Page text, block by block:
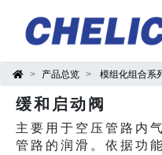
产品总览 模组化组合系
缓和启动阀
主要用于空压管路内
管路的润滑。依据功